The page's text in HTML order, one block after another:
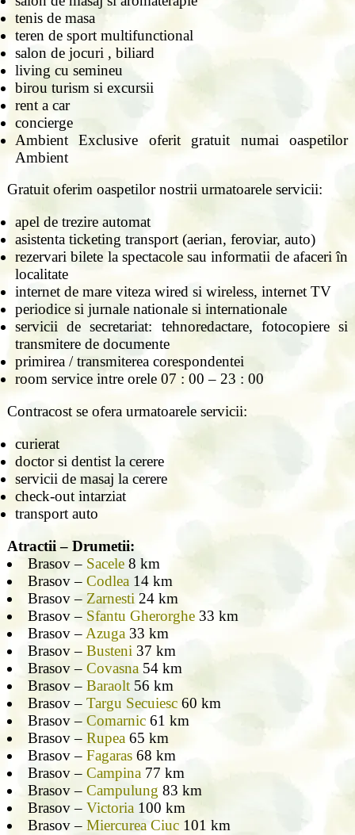
tenis de masa
teren de sport multifunctional
salon de jocuri , biliard
living cu semineu
birou turism si excursii
rent a car
concierge
Ambient Exclusive oferit gratuit numai oaspetilor
Ambient
Gratuit oferim oaspetilor nostrii urmatoarele servicii:
apel de trezire automat
asistenta ticketing transport (aerian, feroviar, auto)
rezervari bilete la spectacole sau informatii de afaceri în
localitate
internet de mare viteza wired si wireless, internet TV
periodice si jurnale nationale si internationale
servicii de secretariat: tehnoredactare, fotocopiere si
transmitere de documente
primirea / transmiterea corespondentei
room service intre orele 07 : 00 – 23 : 00
Contracost se ofera urmatoarele servicii:
curierat
doctor si dentist la cerere
servicii de masaj la cerere
check-out intarziat
transport auto
Atractii – Drumetii:
Brasov – Sacele8 km
Brasov – Codlea14 km
Brasov – Zarnesti 24 km
Brasov – Sfantu Gherorghe33 km
Brasov – Azuga33 km
Brasov – Busteni 37 km
Brasov – Covasna54 km
Brasov – Baraolt56 km
Brasov – Targu Secuiesc60 km
Brasov – Comarnic61 km
Brasov – Rupea65 km
Brasov – Fagaras68 km
Brasov – Campina 77 km
Brasov – Campulung 83 km
Brasov – Victoria100 km
Brasov – Miercurea Ciuc101 km